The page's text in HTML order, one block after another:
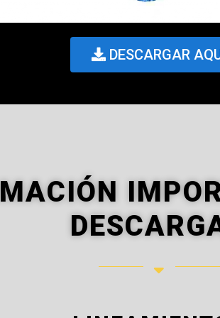
DESCARGAR